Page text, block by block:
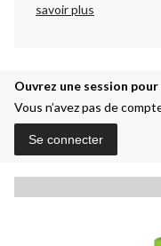
savoir plus
Ouvrez une session
Vous n’avez pas de
Se connecter